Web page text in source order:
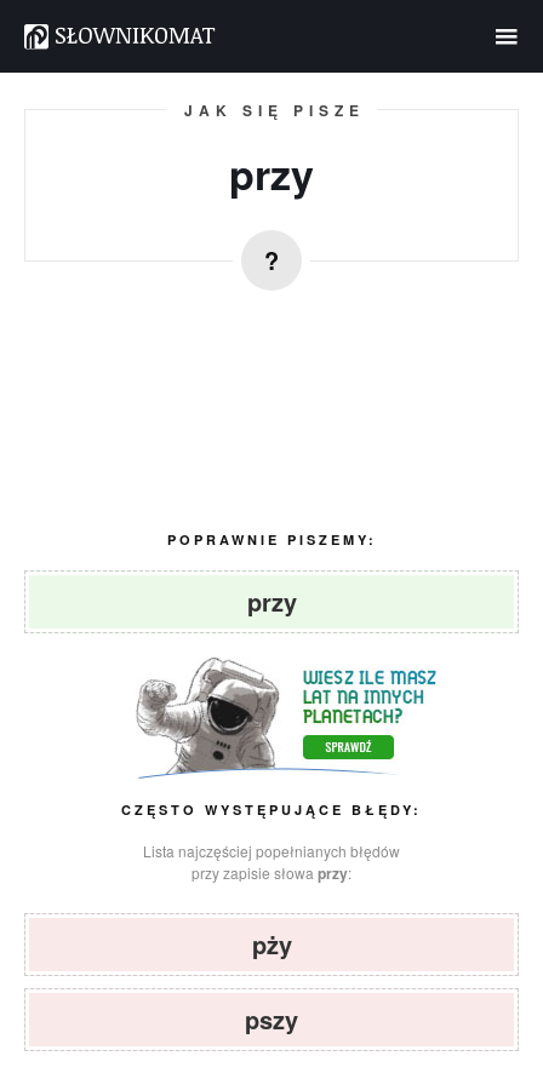
JAK SIĘ PISZE
przy
POPRAWNIE PISZEMY:
przy
CZĘSTO WYSTĘPUJĄCE BŁĘDY:
Lista najczęściej popełnianych błędów
przy zapisie słowa przy:
pży
pszy